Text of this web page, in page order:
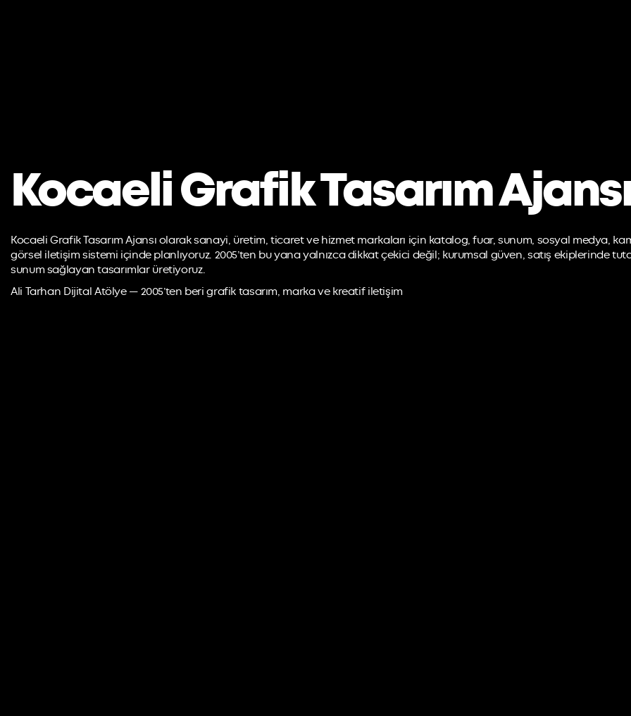
Kocaeli Grafik Tasarım
Kocaeli Grafik Tasarım Ajansı olarak sanayi, üretim, ticaret ve hizmet markaları için katalog, fuar, sunum, sosyal medya,
görsel iletişim sistemi içinde planlıyoruz. 2005’ten bu yana yalnızca dikkat çekici değil; kurumsal güven, satış ekiplerinde
sunum sağlayan tasarımlar üretiyoruz.
Ali Tarhan Dijital Atölye — 2005’ten beri grafik tasarım, marka ve kreatif iletişim